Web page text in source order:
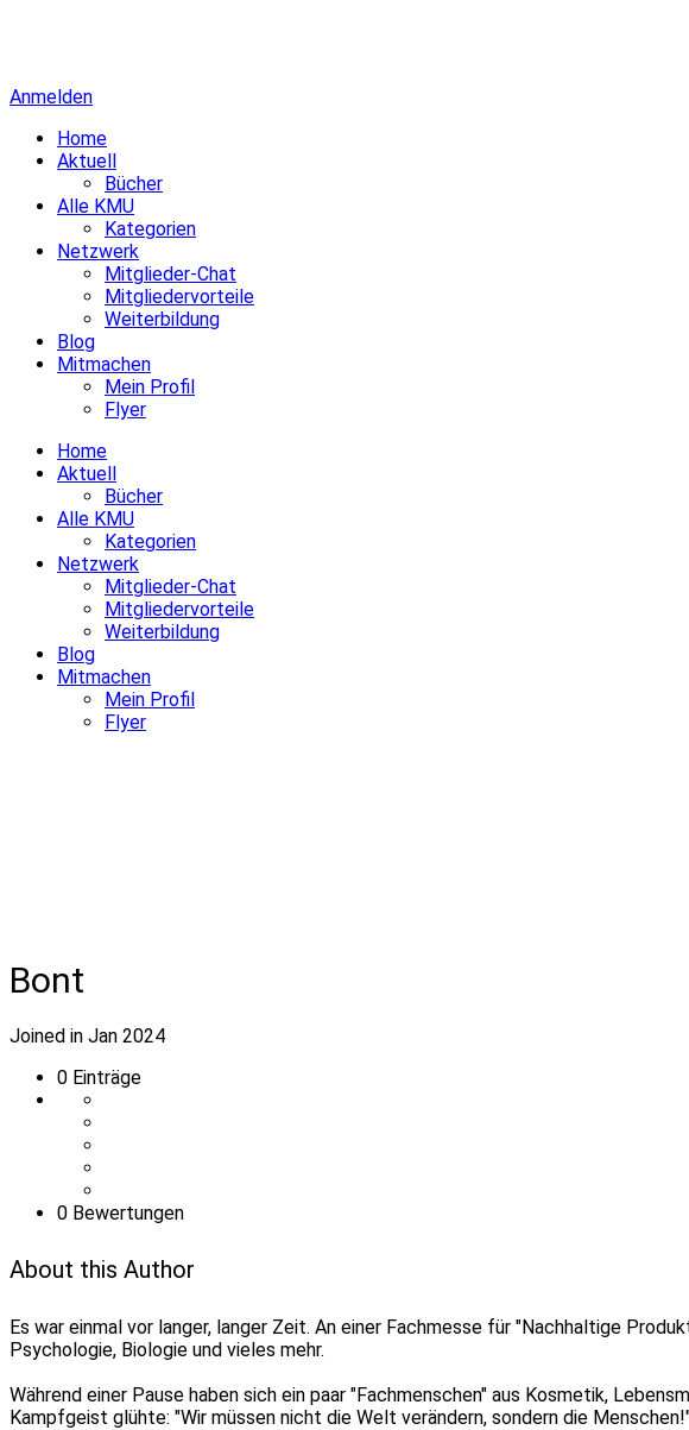
Anmelden
Home
Aktuell
Bücher
Alle KMU
Kategorien
Netzwerk
Mitglieder-Chat
Mitgliedervorteile
Weiterbildung
Blog
Mitmachen
Mein Profil
Flyer
Home
Aktuell
Bücher
Alle KMU
Kategorien
Netzwerk
Mitglieder-Chat
Mitgliedervorteile
Weiterbildung
Blog
Mitmachen
Mein Profil
Flyer
Bont
Joined in Jan 2024
0 Einträge
0 Bewertungen
About this Author
Es war einmal vor langer, langer Zeit. An einer Fachmesse für "Nachhaltige
Psychologie, Biologie und vieles mehr.
Während einer Pause haben sich ein paar "Fachmenschen" aus Kosmetik,
Kampfgeist glühte: "Wir müssen nicht die Welt verändern, sondern die